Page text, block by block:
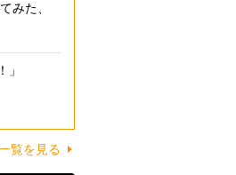
みた、
」
覧を見る